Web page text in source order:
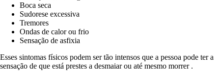
Boca seca
Sudorese excessiva
Tremores
Ondas de calor ou frio
Sensação de asfixia
Esses sintomas físicos podem ser tão intensos que a pessoa pode ter a
sensação de que está prestes a desmaiar ou até mesmo morrer .